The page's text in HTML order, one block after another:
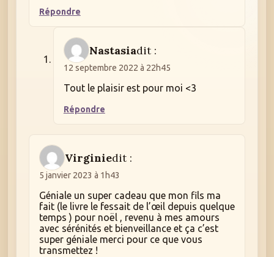
Répondre
Nastasiadit :
12 septembre 2022 à 22h45
Tout le plaisir est pour moi <3
Répondre
Virginiedit :
5 janvier 2023 à 1h43
Géniale un super cadeau que mon fils ma
fait (le livre le fessait de l’œil depuis quelque
temps ) pour noël , revenu à mes amours
avec sérénités et bienveillance et ça c’est
super géniale merci pour ce que vous
transmettez !